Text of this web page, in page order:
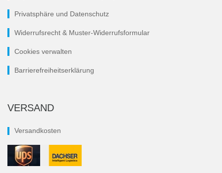
Privatsphäre und Datenschutz
Widerrufsrecht & Muster-Widerrufsformular
Cookies verwalten
Barrierefreiheitserklärung
VERSAND
Versandkosten